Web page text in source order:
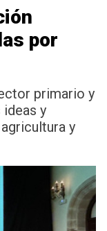
por
primario y
y
y